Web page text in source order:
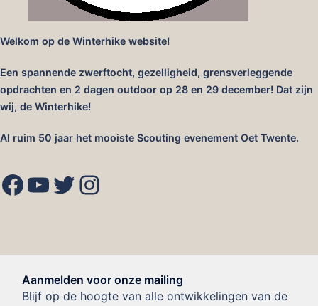
Welkom op de Winterhike website!
Een spannende zwerftocht, gezelligheid, grensverleggende
opdrachten en 2 dagen outdoor op 28 en 29 december! Dat zijn
wij, de Winterhike!
Al ruim 50 jaar het mooiste Scouting evenement Oet Twente.
Facebook YouTube Twitter Instagram
Aanmelden voor onze mailing
Blijf op de hoogte van alle ontwikkelingen van de